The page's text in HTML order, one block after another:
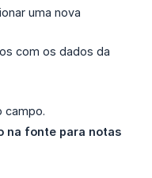
uma nova
com os dados da
campo.
na fonte para notas